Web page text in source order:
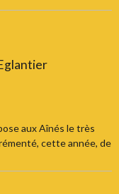
aux Aînés le très
cette année, de